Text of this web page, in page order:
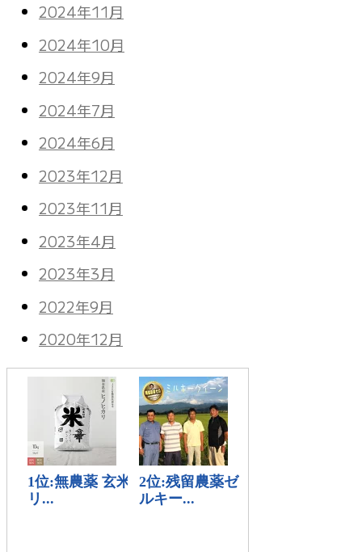
2024年11月
2024年10月
2024年9月
2024年7月
2024年6月
2023年12月
2023年11月
2023年4月
2023年3月
2022年9月
2020年12月